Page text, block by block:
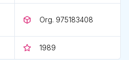
Org. 975183408
1989